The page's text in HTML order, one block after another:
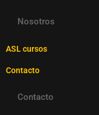
Nosotros
ASL cursos
Contacto
Contacto